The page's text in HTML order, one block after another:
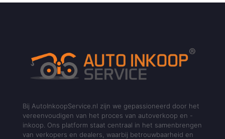
Bij AutoInkoopService.nl zijn we gepassioneerd door het
vereenvoudigen van het proces van autoverkoop en -
inkoop. Ons platform staat centraal in het samenbrengen
van verkopers en dealers, waarbij betrouwbaarheid en